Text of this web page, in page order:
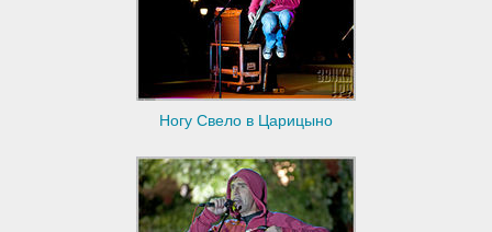
Ногу Свело в Царицыно